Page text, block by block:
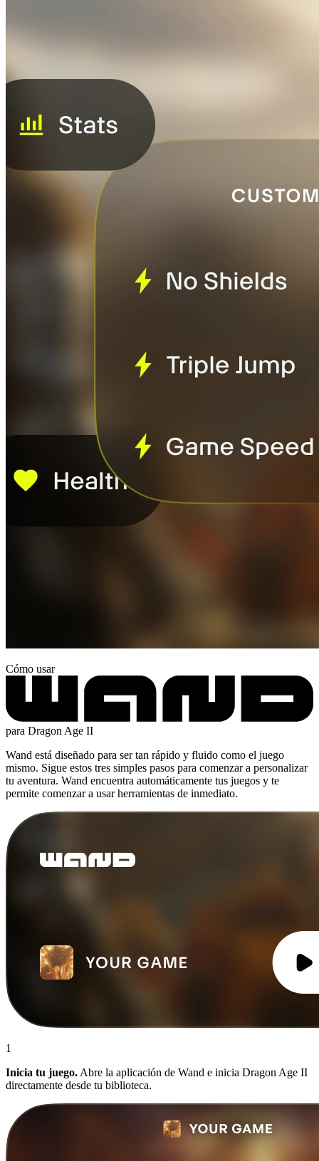
Cómo usar
para Dragon Age II
Wand está diseñado para ser tan rápido y fluido como el juego
mismo. Sigue estos tres simples pasos para comenzar a personalizar
tu aventura. Wand encuentra automáticamente tus juegos y te
permite comenzar a usar herramientas de inmediato.
1
Inicia tu juego. Abre la aplicación de Wand e inicia Dragon Age II
directamente desde tu biblioteca.